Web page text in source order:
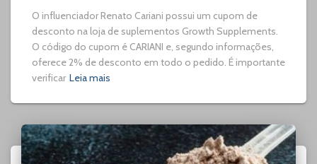
O influenciador Renato Cariani possui um cupom de
desconto na loja de suplementos Growth Supplements.
O código do cupom é CARIANI e, segundo informações,
oferece 2% de desconto em todo o pedido. É importante
verificar Leia mais